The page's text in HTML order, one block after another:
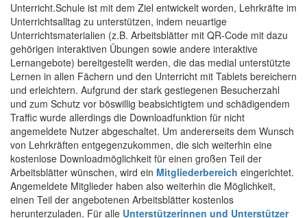
Unterricht.Schule ist mit dem Ziel entwickelt worden, Lehrkräfte im
Unterrichtsalltag zu unterstützen, indem neuartige
Unterrichtsmaterialien (z.B. Arbeitsblätter mit QR-Code mit dazu
gehörigen interaktiven Übungen sowie andere interaktive
Lernangebote) bereitgestellt werden, die das medial unterstützte
Lernen in allen Fächern und den Unterricht mit Tablets bereichern
und erleichtern. Aufgrund der stark gestiegenen Besucherzahl
und zum Schutz vor böswillig beabsichtigtem und schädigendem
Traffic wurde allerdings die Downloadfunktion für nicht
angemeldete Nutzer abgeschaltet. Um andererseits dem Wunsch
von Lehrkräften entgegenzukommen, die sich weiterhin eine
kostenlose Downloadmöglichkeit für einen großen Teil der
Arbeitsblätter wünschen, wird ein Mitgliederbereich eingerichtet.
Angemeldete Mitglieder haben also weiterhin die Möglichkeit,
einen Teil der angebotenen Arbeitsblätter kostenlos
herunterzuladen. Für alle Unterstützerinnen und Unterstützer